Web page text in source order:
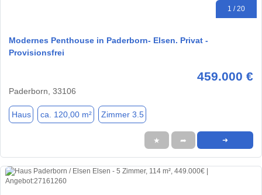
1 / 20
Modernes Penthouse in Paderborn- Elsen. Privat -
Provisionsfrei
459.000 €
Paderborn, 33106
Haus ca. 120,00 m² Zimmer 3.5
★ ➦ ➜